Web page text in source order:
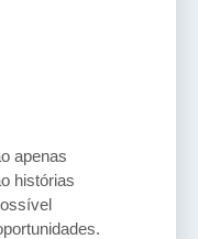
apenas
histórias